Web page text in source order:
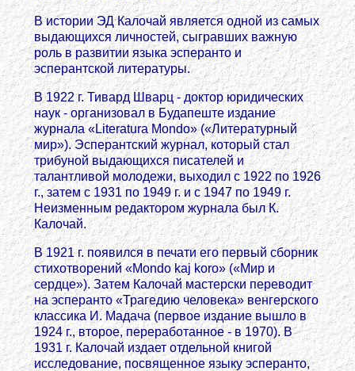
В истории ЭД Калочай является одной из самых
выдающихся личностей, сыгравших важную
роль в развитии языка эсперанто и
эсперантской литературы.
В 1922 г. Тивард Шварц - доктор юридических
наук - организовал в Будапеште издание
журнала «Literatura Mondo» («Литературный
мир»). Эсперантский журнал, который стал
трибуной выдающихся писателей и
талантливой молодежи, выходил с 1922 по 1926
г., затем с 1931 по 1949 г. и с 1947 по 1949 г.
Неизменным редактором журнала был К.
Калочай.
В 1921 г. появился в печати его первый сборник
стихотворений «Mondo kaj koro» («Мир и
сердце»). Затем Калочай мастерски переводит
на эсперанто «Трагедию человека» венгерского
классика И. Мадача (первое издание вышло в
1924 г., второе, переработанное - в 1970). В
1931 г. Калочай издает отдельной книгой
исследование, посвященное языку эсперанто,